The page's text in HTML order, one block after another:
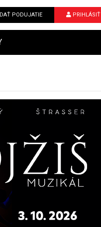
PODUJATIE PRIHLÁSIŤ